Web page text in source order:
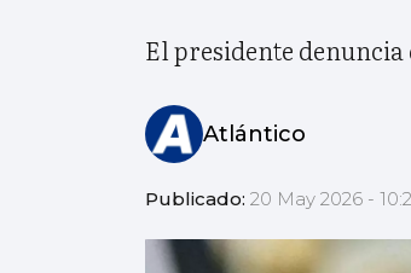
El presidente
Atlántico
Publicado: 20 May 2026 -